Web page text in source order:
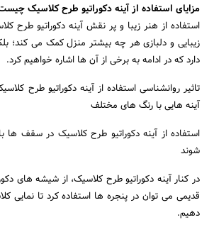
جستجو
مزایای استفاده از آینه دکوراتیو طرح کلاسیک
استفاده از هنر زیبا و پر نقش آینه دکوراتیو طرح
زیبایی و دلبازی هر چه بیشتر منزل کمک می کند؛
دارد که در ادامه به برخی از آن ها اشاره خواهیم کرد.
تاثیر روانشناسی استفاده از آینه دکوراتیو طرح
آینه هایی با رنگ های مختلف
استفاده از آینه دکوراتیو طرح کلاسیک در سقف
شوند
در کنار آینه دکوراتیو طرح کلاسیک، از شیشه های
قدیمی می توان در پنجره ها استفاده کرد تا نمایی
دهیم.